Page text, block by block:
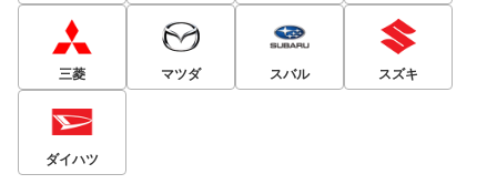
三菱 マツダ スバル スズキ
ダイハツ